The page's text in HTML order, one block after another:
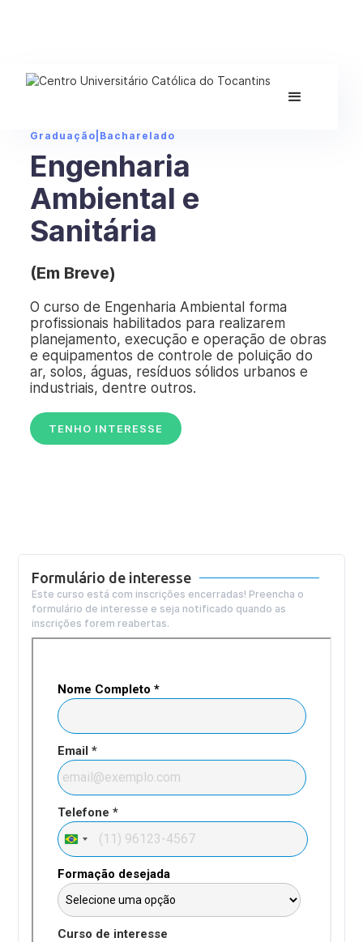
Graduação Bacharelado
Engenharia
Ambiental e
Sanitária
(Em Breve)
O curso de Engenharia Ambiental forma
profissionais habilitados para realizarem
planejamento, execução e operação de obras
e equipamentos de controle de poluição do
ar, solos, águas, resíduos sólidos urbanos e
industriais, dentre outros.
TENHO INTERESSE
Formulário de interesse
Este curso está com inscrições encerradas! Preencha o
formulário de interesse e seja notificado quando as
inscrições forem reabertas.